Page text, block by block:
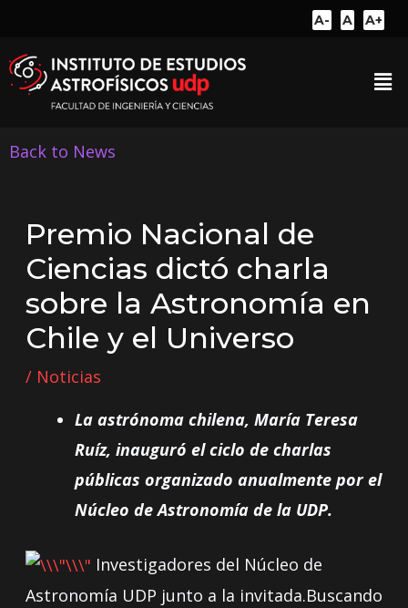
A- A A+
Back to News
Premio Nacional de
Ciencias dictó charla
sobre la Astronomía en
Chile y el Universo
/ Noticias
La astrónoma chilena, María Teresa
Ruíz, inauguró el ciclo de charlas
públicas organizado anualmente por el
Núcleo de Astronomía de la UDP.
Investigadores del Núcleo de
Astronomía UDP junto a la invitada.Buscando